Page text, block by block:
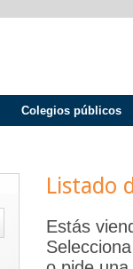
Colegios públicos
Listado
Estás